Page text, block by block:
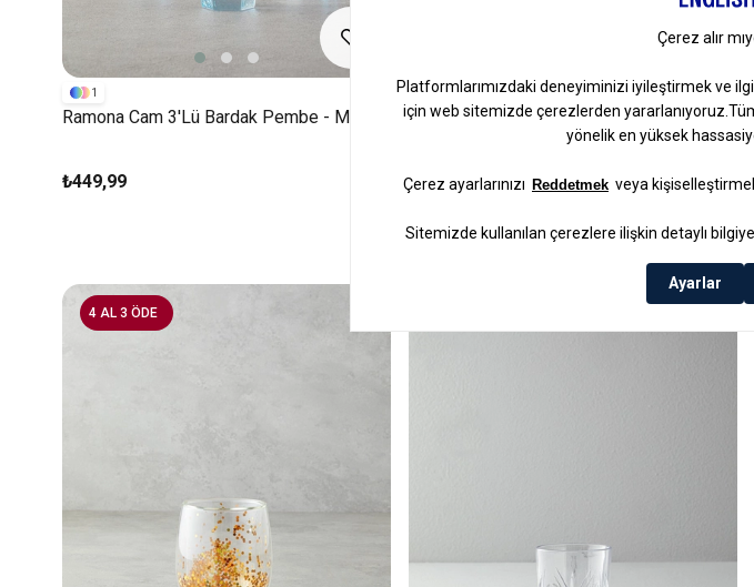
Ramona Cam 3'lü Bardak Pembe - Mavi
₺449,99
1
Flux Cam 3'lü Bardak 285 Ml Şeffaf
₺169,99
4 AL 3 ÖDE